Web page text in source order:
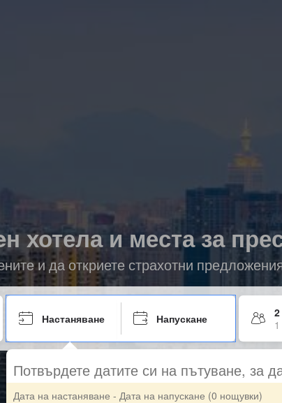
хотела и места за
и да откриете страхотни
Настаняване Напускане
Потвърдете датите си на пътуване, за
Дата на настаняване - Дата на напускане (0 нощувки)